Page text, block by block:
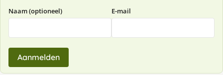
Naam (optioneel) E-mail
Aanmelden